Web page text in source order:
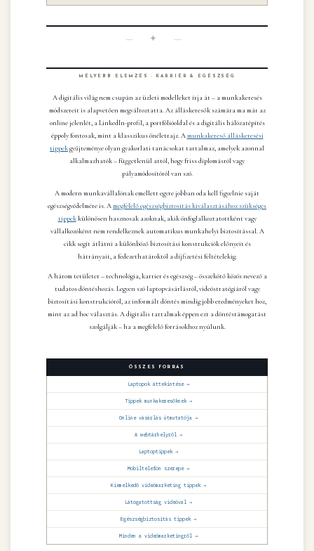
— ✦ —
MÉLYEBB ELEMZÉS · KARRIÉR & EGÉSZSÉG
A digitális világ nem csupán az üzleti modelleket írja át – a munkakeresés
módszereit is alapvetően megváltoztatta. Az álláskeresők számára ma már az
online jelenlét, a LinkedIn-profil, a portfólióoldal és a digitális hálózatépítés
éppoly fontosak, mint a klasszikus önéletrajz. Amunkakereső álláskeresési
tippekgyűjteménye olyan gyakorlati tanácsokat tartalmaz, amelyek azonnal
alkalmazhatók – függetlenül attól, hogy friss diplomásról vagy
pályamódosítóról van szó.
A modern munkavállalónak emellett egyre jobban oda kell figyelnie saját
egészségvédelmére is. Amegfelelő egészségbiztosítás kiválasztásához szükséges
tippekkülönösen hasznosak azoknak, akik önfoglalkoztatottként vagy
vállalkozóként nem rendelkeznek automatikus munkahelyi biztosítással. A
cikk segít átlátni a különböző biztosítási konstrukciók előnyeit és
hátrányait, a fedezethatároktól a díjfizetési feltételekig.
A három területet – technológia, karrier és egészség – összekötő közös nevező a
tudatos döntéshozás. Legyen szó laptopvásárlásról, videóstratégiáról vagy
biztosítási konstrukcióról, az informált döntés mindig jobb eredményeket hoz,
mint az ad hoc választás. A digitális tartalmak éppen ezt a döntéstámogatást
szolgálják – ha a megfelelő forrásokhoz nyúlunk.
ÖSSZES FORRÁS
Laptopok áttekintése →
Tippek munkakeresőknek →
Online vásárlás útmutatója →
A webtárhelyről →
Laptoptippek →
Mobiltelefon szerepe →
Kiemelkedő videómarketing tippek →
Látogatottság videóval →
Egészségbiztosítás tippek →
Minden a videómarketingről →